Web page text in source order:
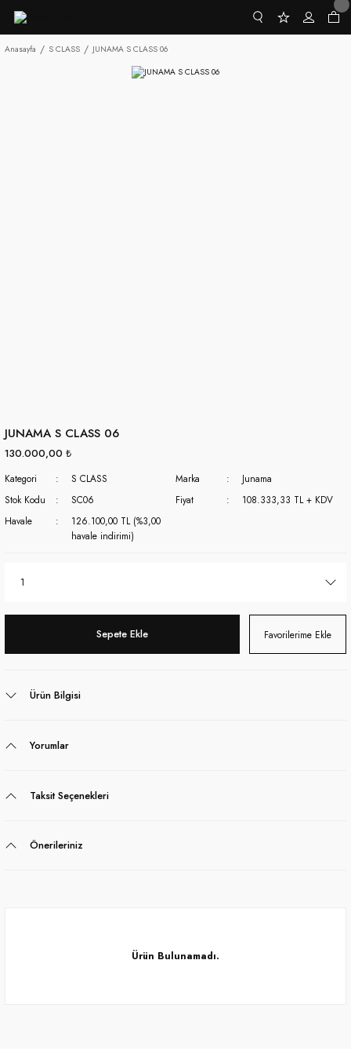
Anasayfa S CLASS JUNAMA S CLASS 06
JUNAMA S CLASS 06
130.000,00 ₺
Kategori S CLASS Marka
Junama
Stok Kodu
SC06 Fiyat
108.333,33 TL + KDV
Havale
126.100,00 TL (%3,00
havale indirimi)
Sepete Ekle
Ürün Bilgisi
Yorumlar
Taksit Seçenekleri
Önerileriniz
Ürün Bulunamadı.